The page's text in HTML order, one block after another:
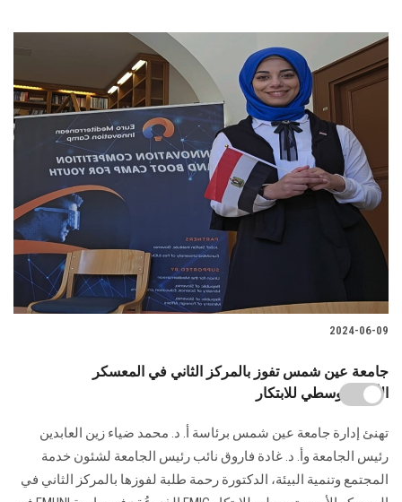
2024-06-09
جامعة عين شمس تفوز بالمركز الثاني في المعسكر
الأورومتوسطي للابتكار
تهنئ إدارة جامعة عين شمس برئاسة أ. د. محمد ضياء زين العابدين
رئيس الجامعة وأ. د. غادة ‏فاروق نائب رئيس الجامعة لشئون خدمة
المجتمع وتنمية البيئة، الدكتورة رحمة طلبة لفوزها ‏بالمركز الثاني في